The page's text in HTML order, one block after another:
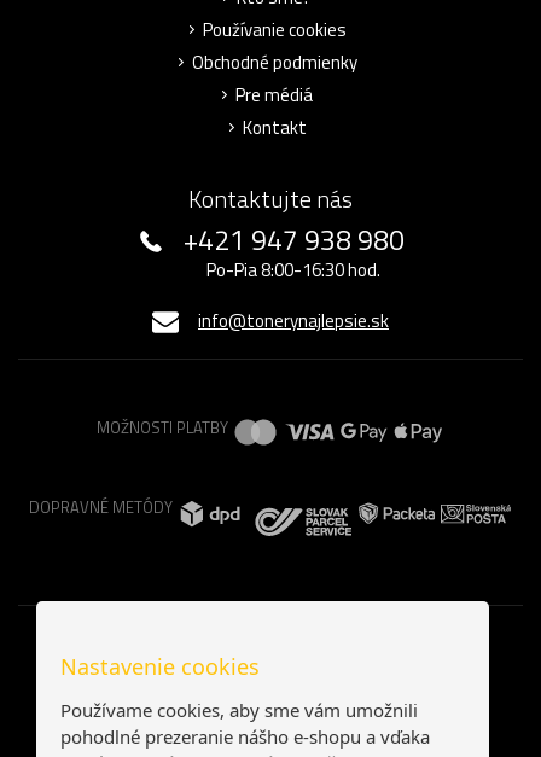
Používanie cookies
Obchodné podmienky
Pre médiá
Kontakt
Kontaktujte nás
+421 947 938 980
Po-Pia 8:00-16:30 hod.
info@tonerynajlepsie.sk
MOŽNOSTI PLATBY
DOPRAVNÉ METÓDY
Nastavenie cookies
Používame cookies, aby sme vám umožnili
pohodlné prezeranie nášho e-shopu a vďaka